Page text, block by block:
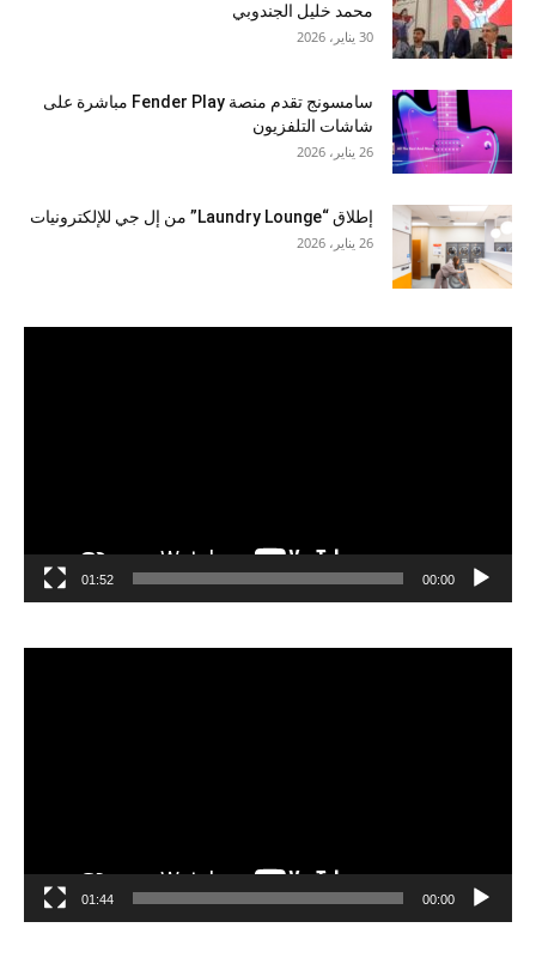
محمد خليل الجندوبي
30 يناير، 2026
سامسونج تقدم منصة Fender Play مباشرة على
شاشات التلفزيون
26 يناير، 2026
إطلاق “Laundry Lounge” من إل جي للإلكترونيات
26 يناير، 2026
00:00
01:52
00:00
01:44